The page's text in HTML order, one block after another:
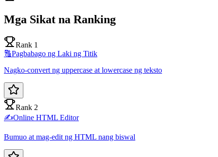
Mga Sikat na Ranking
Rank 1
🔠Pagbabago ng Laki ng Titik
Nagko-convert ng uppercase at lowercase ng teksto
Rank 2
✍️Online HTML Editor
Bumuo at mag-edit ng HTML nang biswal